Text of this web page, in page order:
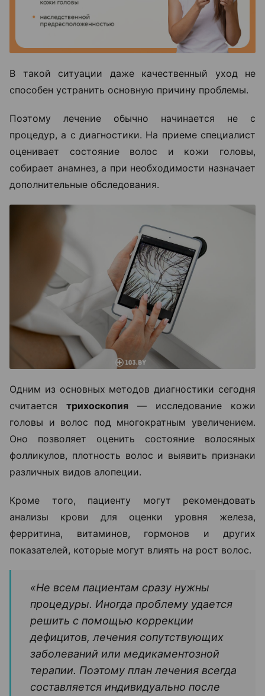
В такой ситуации даже качественный уход не
способен устранить основную причину проблемы.
Поэтому лечение обычно начинается не с
процедур, а с диагностики. На приеме специалист
оценивает состояние волос и кожи головы,
собирает анамнез, а при необходимости назначает
дополнительные обследования.
Одним из основных методов диагностики сегодня
считается трихоскопия — исследование кожи
головы и волос под многократным увеличением.
Оно позволяет оценить состояние волосяных
фолликулов, плотность волос и выявить признаки
различных видов алопеции.
Кроме того, пациенту могут рекомендовать
анализы крови для оценки уровня железа,
ферритина, витаминов, гормонов и других
показателей, которые могут влиять на рост волос.
«Не всем пациентам сразу нужны
процедуры. Иногда проблему удается
решить с помощью коррекции
дефицитов, лечения сопутствующих
заболеваний или медикаментозной
терапии. Поэтому план лечения всегда
составляется индивидуально после